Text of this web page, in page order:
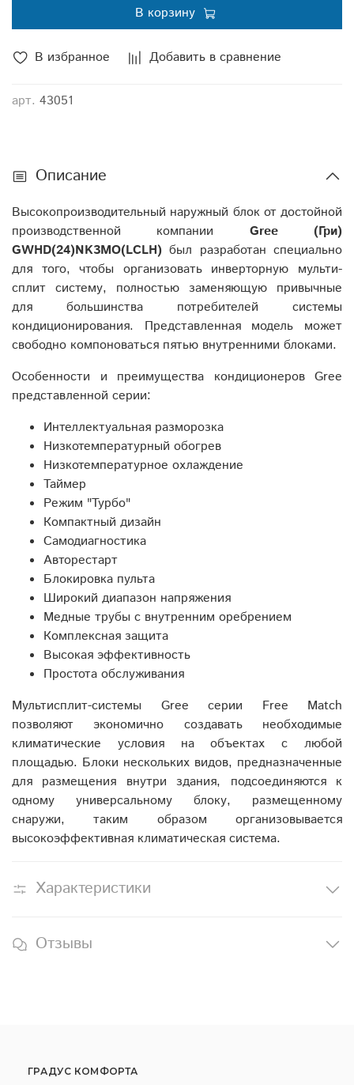
В избранное Добавить в сравнение
арт. 43051
В корзину
Описание
Высокопроизводительный наружный блок от достойной
производственной компании Gree (Гри)
GWHD(24)NK3MO(LCLH)был разработан специально
для того, чтобы организовать инверторную мульти-
сплит систему, полностью заменяющую привычные
для большинства потребителей системы
кондиционирования. Представленная модель может
свободно компоноваться пятью внутренними блоками.
Особенности и преимущества кондиционеров Gree
представленной серии:
Интеллектуальная разморозка
Низкотемпературный обогрев
Низкотемпературное охлаждение
Таймер
Режим "Турбо"
Компактный дизайн
Самодиагностика
Авторестарт
Блокировка пульта
Широкий диапазон напряжения
Медные трубы с внутренним оребрением
Комплексная защита
Высокая эффективность
Простота обслуживания
Мультисплит-системы Gree серии Free Match
позволяют экономично создавать необходимые
климатические условия на объектах с любой
площадью. Блоки нескольких видов, предназначенные
для размещения внутри здания, подсоединяются к
одному универсальному блоку, размещенному
снаружи, таким образом организовывается
высокоэффективная климатическая система.
Характеристики
Отзывы
ГРАДУС КОМФОРТА